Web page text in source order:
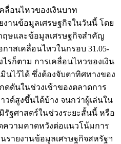
ลื่อนไหวของเงินบาท
งานข้อมูลเศรษฐกิจในวันนี้ โดย
ฤษและข้อมูลเศรษฐกิจสำคัญ
าสเคลื่อนไหวในกรอบ 31.05-
รก็ตาม การเคลื่อนไหวของเงิน
นไว้ได้ ซึ่งต้องจับตาทิศทางของ
ดันในช่วงเช้าของตลาดการ
วด์สูงขึ้นได้บ้าง จนกว่าผู้เล่นใน
รัฐศาสตร์ในช่วงระยะสั้นนี้ หรือ
ความคาดหวังต่อแนวโน้มการ
รายงานข้อมูลเศรษฐกิจสหรัฐฯ